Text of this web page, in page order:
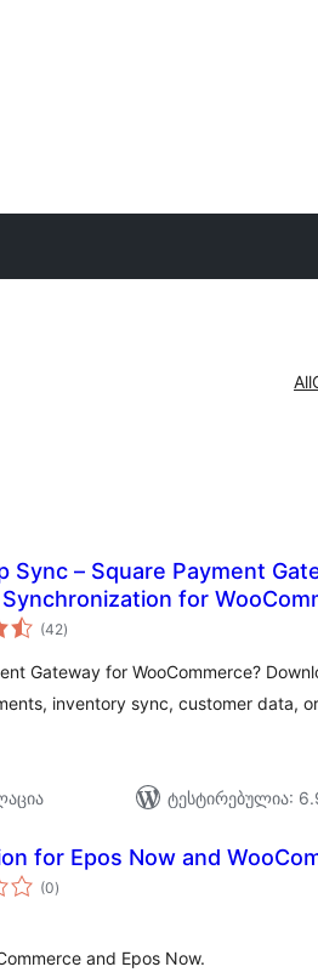
All
Sync – Square Payment
for
(42საერთო
რეიტინგი
)
Gateway for WooCommerce?
inventory sync, customer data,
ტესტირებულია:
for Epos Now and
(0საერთო
რეიტინგი
)
and Epos Now.